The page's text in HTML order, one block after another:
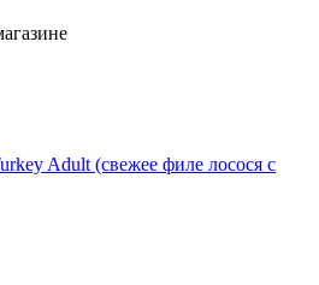
Adult (свежее филе лосося с